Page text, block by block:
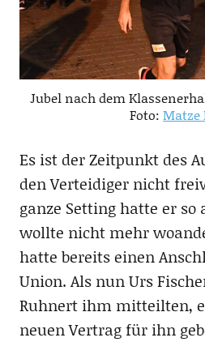
Jubel nach dem
Foto: Matze
Es ist der Zeitpunkt des
den Verteidiger nicht
ganze Setting hatte er so
wollte nicht mehr
hatte bereits einen
Union. Als nun Urs
Ruhnert ihm mitteilten,
neuen Vertrag für ihn